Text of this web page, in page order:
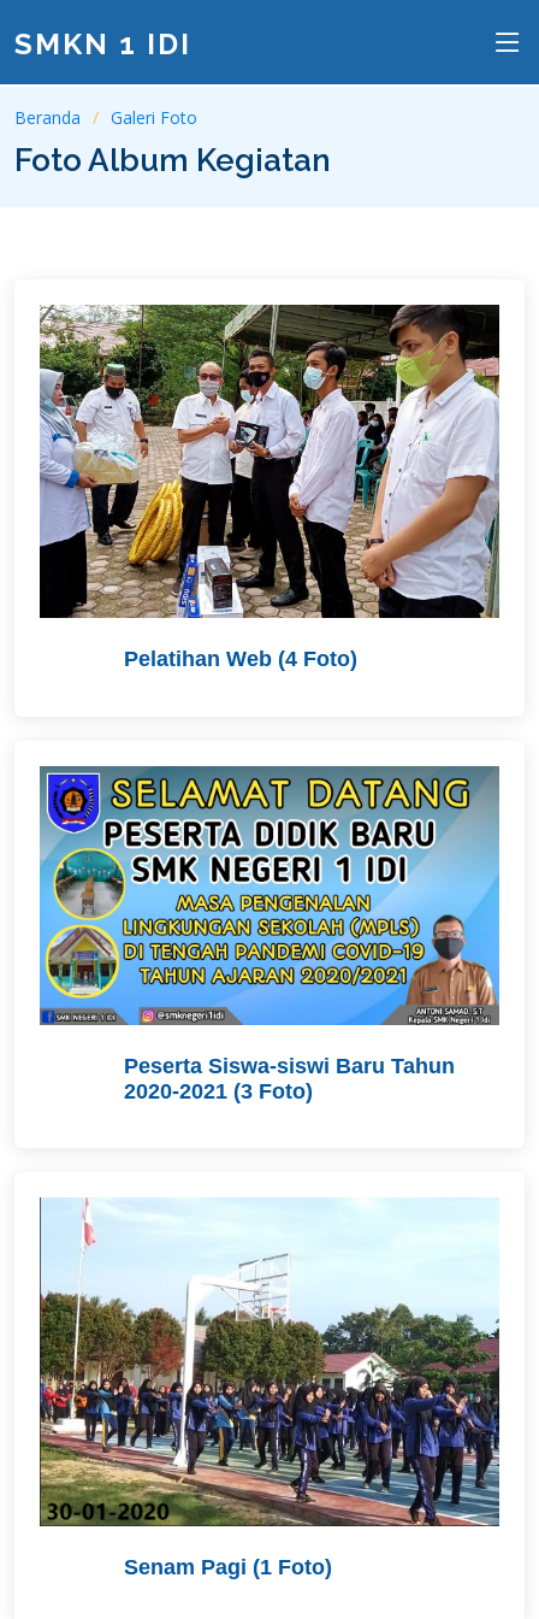
SMKN 1 IDI
Beranda Galeri Foto
Foto Album Kegiatan
Pelatihan Web (4 Foto)
Peserta Siswa-siswi Baru Tahun
2020-2021 (3 Foto)
Senam Pagi (1 Foto)